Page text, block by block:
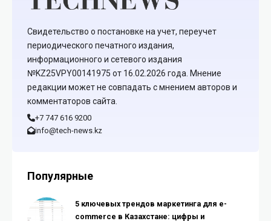
Свидетельство о постановке на учет, переучет
периодического печатного издания,
информационного и сетевого издания
№KZ25VPY00141975 от 16.02.2026 года. Мнение
редакции может не совпадать с мнением авторов и
комментаторов сайта.
+7 747 616 9200
info@tech-news.kz
Популярные
5 ключевых трендов маркетинга для e-
commerce в Казахстане: цифры и